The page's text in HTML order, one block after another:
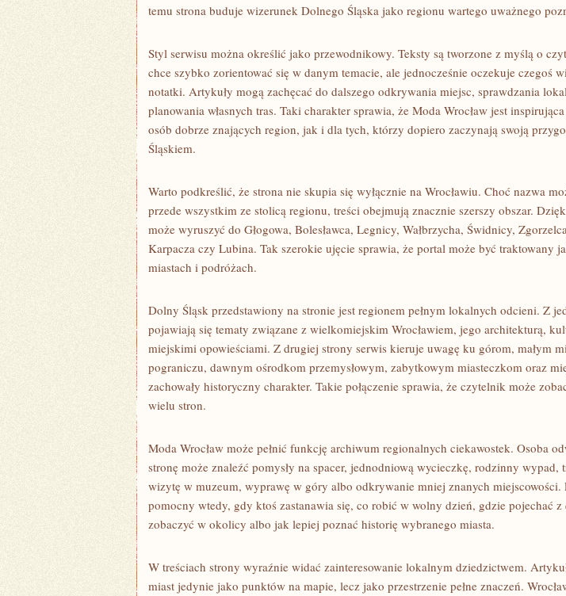
temu strona buduje wizerunek Dolnego Śląska jako regionu wartego uważnego
Styl serwisu można określić jako przewodnikowy. Teksty są tworzone z myślą o
chce szybko zorientować się w danym temacie, ale jednocześnie oczekuje czegoś
notatki. Artykuły mogą zachęcać do dalszego odkrywania miejsc, sprawdzania
planowania własnych tras. Taki charakter sprawia, że Moda Wrocław jest
osób dobrze znających region, jak i dla tych, którzy dopiero zaczynają swoją
Śląskiem.
Warto podkreślić, że strona nie skupia się wyłącznie na Wrocławiu. Choć nazwa
przede wszystkim ze stolicą regionu, treści obejmują znacznie szerszy obszar.
może wyruszyć do Głogowa, Bolesławca, Legnicy, Wałbrzycha, Świdnicy,
Karpacza czy Lubina. Tak szerokie ujęcie sprawia, że portal może być traktowany
miastach i podróżach.
Dolny Śląsk przedstawiony na stronie jest regionem pełnym lokalnych odcieni. Z
pojawiają się tematy związane z wielkomiejskim Wrocławiem, jego architekturą,
miejskimi opowieściami. Z drugiej strony serwis kieruje uwagę ku górom, małym
pograniczu, dawnym ośrodkom przemysłowym, zabytkowym miasteczkom oraz
zachowały historyczny charakter. Takie połączenie sprawia, że czytelnik może
wielu stron.
Moda Wrocław może pełnić funkcję archiwum regionalnych ciekawostek. Osoba
stronę może znaleźć pomysły na spacer, jednodniową wycieczkę, rodzinny wypad,
wizytę w muzeum, wyprawę w góry albo odkrywanie mniej znanych miejscowości.
pomocny wtedy, gdy ktoś zastanawia się, co robić w wolny dzień, gdzie pojechać z
zobaczyć w okolicy albo jak lepiej poznać historię wybranego miasta.
W treściach strony wyraźnie widać zainteresowanie lokalnym dziedzictwem.
miast jedynie jako punktów na mapie, lecz jako przestrzenie pełne znaczeń.